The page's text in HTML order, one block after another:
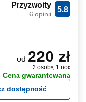
5.8
Przyzwoity
6 opinii
od 220 zł
2 osoby, 1 noc
Cena gwarantowana
dostępność